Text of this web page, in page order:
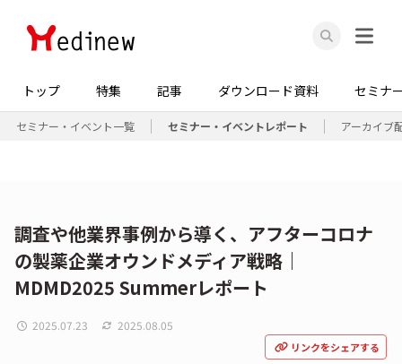
トップ 特集 記事 ダウンロード資料 セミナ
セミナー・イベント一覧 セミナー・イベントレポート アーカイブ
調査や他業界事例から導く、アフターコロナ
の製薬企業オウンドメディア戦略｜
MDMD2025 Summerレポート
2025.07.23 2025.08.05
リンクをシェアする